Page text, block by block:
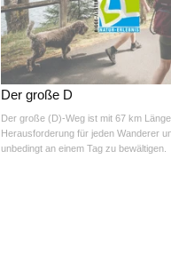
Der große D
Der große (D)-Weg ist mit 67 km
Herausforderung für jeden Wanderer
unbedingt an einem Tag zu bewältigen.